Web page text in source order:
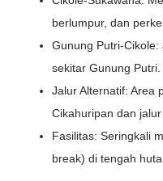
berlumpur, dan
Gunung Putri-
sekitar Gunung Putri.
Jalur Alternatif: Area
Cikahuripan dan
Fasilitas: Seringkali
break) di tengah